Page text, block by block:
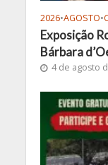
2026•AGOSTO•
Exposição
Bárbara
4 de agosto